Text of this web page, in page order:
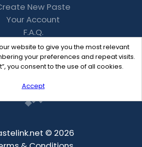
website to give you the most relevant
your preferences and repeat visits.
you consent to the use of all cookies.
Accept
New Paste
Your Account
F.A.Q.
Recent
Contact
© 2026